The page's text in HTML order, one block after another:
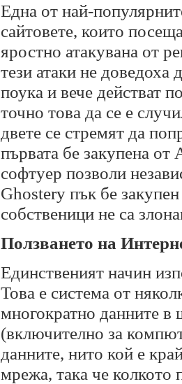
Една от най-
сайтовете, които
яростно атакувана от
тези атаки не
поука и вече действат
точно това да се е
двете се стремят да
първата бе закупена
софтуер позволи
Ghostery пък бе
собственици не са
Ползването на
Единственият начин
Това е система от
многократно данните
(включително за
данните, нито кой е
мрежа, така че колкото